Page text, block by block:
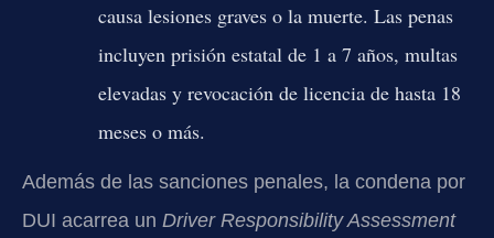
causa lesiones graves o la muerte. Las penas
incluyen prisión estatal de 1 a 7 años, multas
elevadas y revocación de licencia de hasta 18
meses o más.
Además de las sanciones penales, la condena por
DUI acarrea un Driver Responsibility Assessment